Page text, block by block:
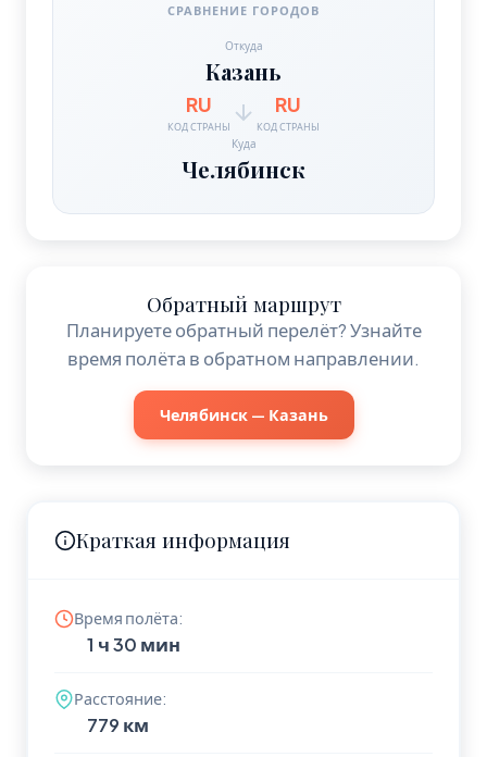
СРАВНЕНИЕ ГОРОДОВ
Откуда
Казань
RU
КОД СТРАНЫ
RU
КОД СТРАНЫ
Куда
Челябинск
Обратный маршрут
Планируете обратный перелёт? Узнайте
время полёта в обратном направлении.
Челябинск — Казань
Краткая информация
Время полёта:
1 ч 30 мин
Расстояние:
779 км